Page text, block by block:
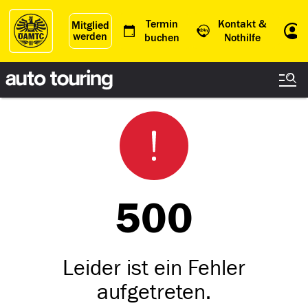
Mitglied
werden
Termin
buchen
Kontakt &
Nothilfe
500
Leider ist ein Fehler
aufgetreten.